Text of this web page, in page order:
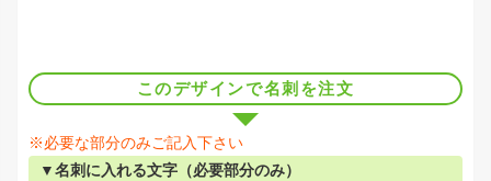
このデザインで名刺を注文
※必要な部分のみご記入下さい
▼名刺に入れる文字（必要部分のみ）